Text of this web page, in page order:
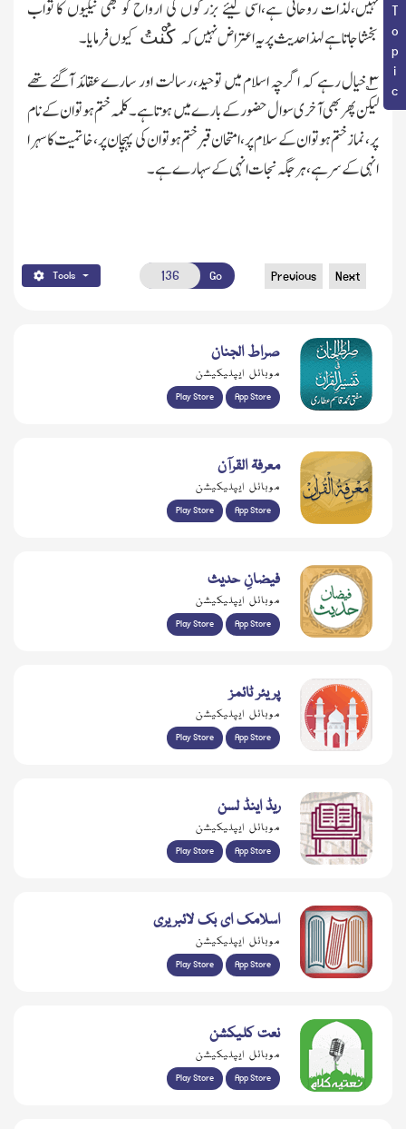
نہیں،لذات روحانی ہے،اسی لیئے بزرگوں کی ارواح کو بھی نیکیوں کا ثواب
بخشاجاتاہے لہذا حدیث پر یہ اعتراض نہیں کہ کُنتُکیوں فرمایا۔
۳؎ خیال رہے کہ اگرچہ اسلام میں توحید،رسالت اور سارے عقائد آگئے تھے
لیکن پھر بھی آخری سوال حضور کے بارے میں ہوتا ہے۔کلمہ ختم ہو تو ان کے نام
پر،نمازختم ہو تو ان کے سلام پر،امتحان قبر ختم ہو تو ان کی پہچان پر،خاتمیت کا سہرا
انہی کے سر ہے،ہر جگہ نجات انہی کے سہارے ہے۔
Tools Go Previous Next
صراط الجنان
موبائل ایپلیکیشن
Play Store App Store
معرفۃ القرآن
موبائل ایپلیکیشن
Play Store App Store
فیضانِ حدیث
موبائل ایپلیکیشن
Play Store App Store
پریئر ٹائمز
موبائل ایپلیکیشن
Play Store App Store
ریڈ اینڈ لسن
موبائل ایپلیکیشن
Play Store App Store
اسلامک ای بک لائبریری
موبائل ایپلیکیشن
Play Store App Store
نعت کلیکشن
موبائل ایپلیکیشن
Play Store App Store